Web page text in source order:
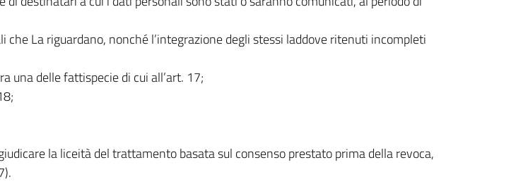
La riguardano, nonché l’integrazione degli stessi laddove ritenuti incompleti
una delle fattispecie di cui all’art. 17;
la liceità del trattamento basata sul consenso prestato prima della revoca,